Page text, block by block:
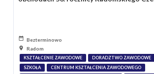
Bezterminowo
Radom
KSZTAŁCENIE ZAWODOWE DORADZTWO ZAWODOWE
SZKOŁA
CENTRUM KSZTAŁCENIA ZAWODOWEGO